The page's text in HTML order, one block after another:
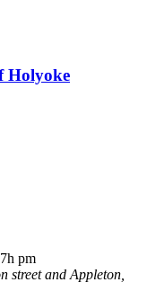
Holyoke
pm
street and Appleton,